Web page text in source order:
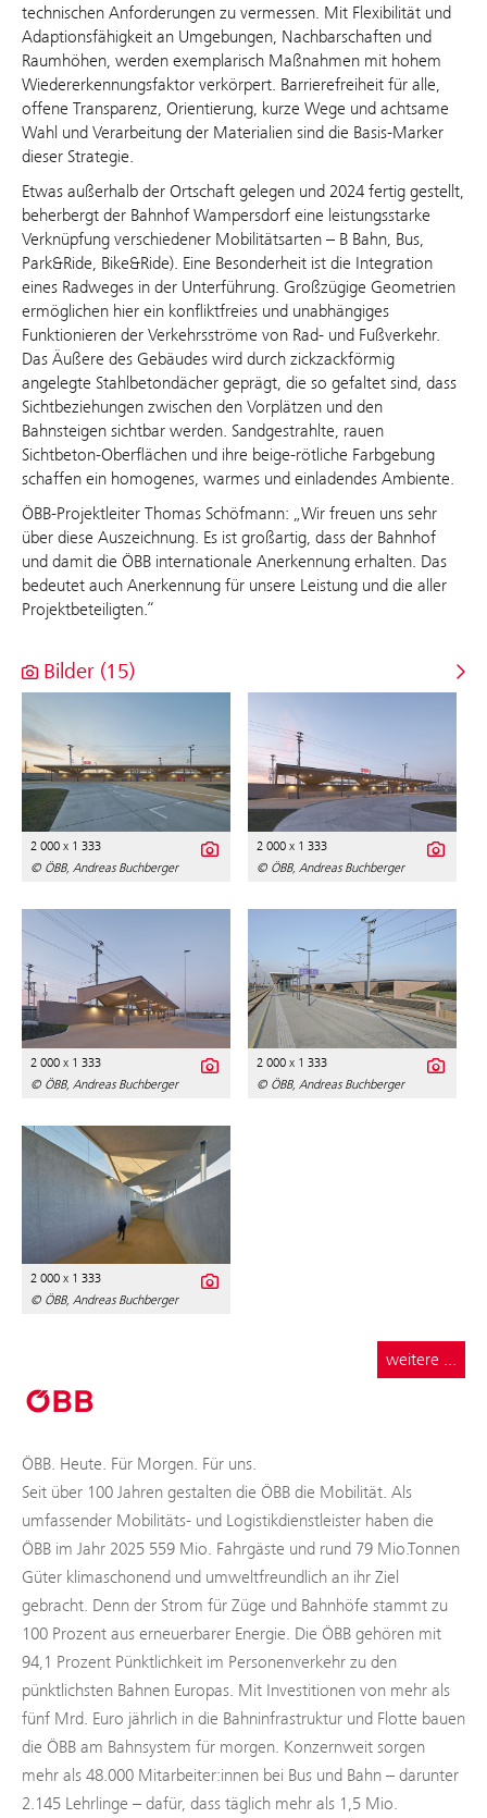
technischen Anforderungen zu vermessen. Mit Flexibilität und
Adaptionsfähigkeit an Umgebungen, Nachbarschaften und
Raumhöhen, werden exemplarisch Maßnahmen mit hohem
Wiedererkennungsfaktor verkörpert. Barrierefreiheit für alle,
offene Transparenz, Orientierung, kurze Wege und achtsame
Wahl und Verarbeitung der Materialien sind die Basis-Marker
dieser Strategie.
Etwas außerhalb der Ortschaft gelegen und 2024 fertig gestellt,
beherbergt der Bahnhof Wampersdorf eine leistungsstarke
Verknüpfung verschiedener Mobilitätsarten – B Bahn, Bus,
Park&Ride, Bike&Ride). Eine Besonderheit ist die Integration
eines Radweges in der Unterführung. Großzügige Geometrien
ermöglichen hier ein konfliktfreies und unabhängiges
Funktionieren der Verkehrsströme von Rad- und Fußverkehr.
Das Äußere des Gebäudes wird durch zickzackförmig
angelegte Stahlbetondächer geprägt, die so gefaltet sind, dass
Sichtbeziehungen zwischen den Vorplätzen und den
Bahnsteigen sichtbar werden. Sandgestrahlte, rauen
Sichtbeton-Oberflächen und ihre beige-rötliche Farbgebung
schaffen ein homogenes, warmes und einladendes Ambiente.
ÖBB-Projektleiter Thomas Schöfmann: „Wir freuen uns sehr
über diese Auszeichnung. Es ist großartig, dass der Bahnhof
und damit die ÖBB internationale Anerkennung erhalten. Das
bedeutet auch Anerkennung für unsere Leistung und die aller
Projektbeteiligten.“
Bilder (15)
2 000 x 1 333
© ÖBB, Andreas Buchberger
2 000 x 1 333
© ÖBB, Andreas Buchberger
2 000 x 1 333
© ÖBB, Andreas Buchberger
2 000 x 1 333
© ÖBB, Andreas Buchberger
2 000 x 1 333
© ÖBB, Andreas Buchberger
weitere ...
ÖBB. Heute. Für Morgen. Für uns.
Seit über 100 Jahren gestalten die ÖBB die Mobilität. Als
umfassender Mobilitäts- und Logistikdienstleister haben die
ÖBB im Jahr 2025 559 Mio. Fahrgäste und rund 79 Mio.Tonnen
Güter klimaschonend und umweltfreundlich an ihr Ziel
gebracht. Denn der Strom für Züge und Bahnhöfe stammt zu
100 Prozent aus erneuerbarer Energie. Die ÖBB gehören mit
94,1 Prozent Pünktlichkeit im Personenverkehr zu den
pünktlichsten Bahnen Europas. Mit Investitionen von mehr als
fünf Mrd. Euro jährlich in die Bahninfrastruktur und Flotte bauen
die ÖBB am Bahnsystem für morgen. Konzernweit sorgen
mehr als 48.000 Mitarbeiter:innen bei Bus und Bahn – darunter
2.145 Lehrlinge – dafür, dass täglich mehr als 1,5 Mio.